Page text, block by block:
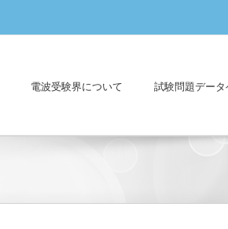
電波受験界について 試験問題データ